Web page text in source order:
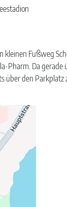
Fußweg
Da
über den Parkplatz